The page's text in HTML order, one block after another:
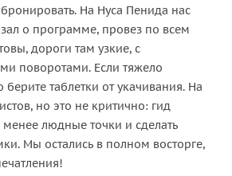
На Нуса Пенида нас
о программе, провез по всем
дороги там узкие, с
поворотами. Если тяжело
берите таблетки от укачивания. На
но это не критично: гид
людные точки и сделать
Мы остались в полном восторге,